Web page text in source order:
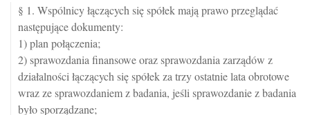
§ 1. Wspólnicy łączących się spółek mają prawo przeglądać
następujące dokumenty:
1) plan połączenia;
2) sprawozdania finansowe oraz sprawozdania zarządów z
działalności łączących się spółek za trzy ostatnie lata obrotowe
wraz ze sprawozdaniem z badania, jeśli sprawozdanie z badania
było sporządzane;